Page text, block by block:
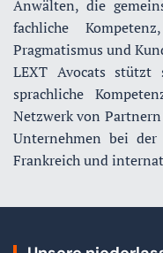
Anwälten, die
fachliche
Pragmatismus und
LEXT Avocats
sprachliche
Netzwerk von
Unternehmen bei
Frankreich und